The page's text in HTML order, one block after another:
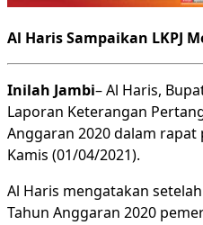
Al Haris Sampaikan LKPJ
Inilah Jambi– Al Haris,
Laporan Keterangan
Anggaran 2020 dalam
Kamis (01/04/2021).
Al Haris mengatakan
Tahun Anggaran 2020